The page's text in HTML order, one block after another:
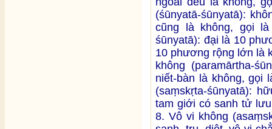
(śūnyatā-śūnyatā):
cũng là không, gọi
śūnyatā): đại là 10
10 phương rộng lớn là
không (paramārtha-
niết-bàn là không, gọi
(saṃskṛta-śūnyatā):
tam giới có sanh tử
8. Vô vi không